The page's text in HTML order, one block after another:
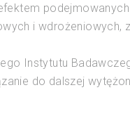
i
Instytutu
do dalszej